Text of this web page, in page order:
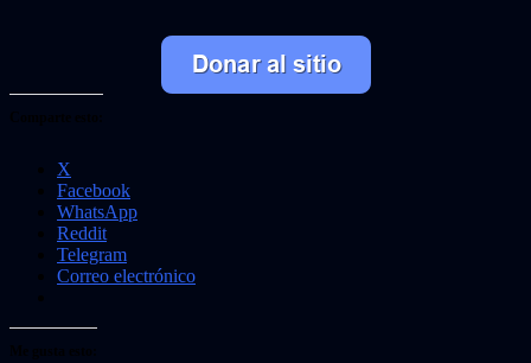
X
Facebook
WhatsApp
Reddit
Telegram
Correo electrónico